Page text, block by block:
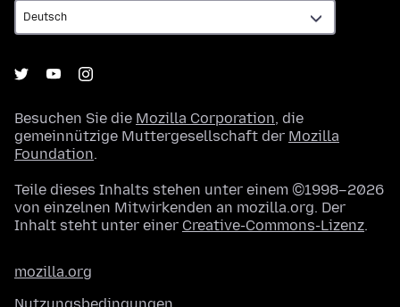
Besuchen Sie die Mozilla Corporation, die
gemeinnützige Muttergesellschaft der Mozilla
Foundation.
Teile dieses Inhalts stehen unter einem ©1998–2026
von einzelnen Mitwirkenden an mozilla.org. Der
Inhalt steht unter einer Creative-Commons-Lizenz.
mozilla.org